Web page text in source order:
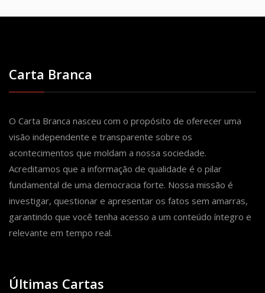
Carta Branca
O Carta Branca nasceu com o propósito de oferecer uma
visão independente e transparente sobre os
acontecimentos que moldam a nossa sociedade.
Acreditamos que a informação de qualidade é o pilar
fundamental de uma democracia forte. Nossa missão é
investigar, questionar e apresentar os fatos sem amarras,
garantindo que você tenha acesso a um conteúdo íntegro e
relevante em tempo real.
Últimas Cartas